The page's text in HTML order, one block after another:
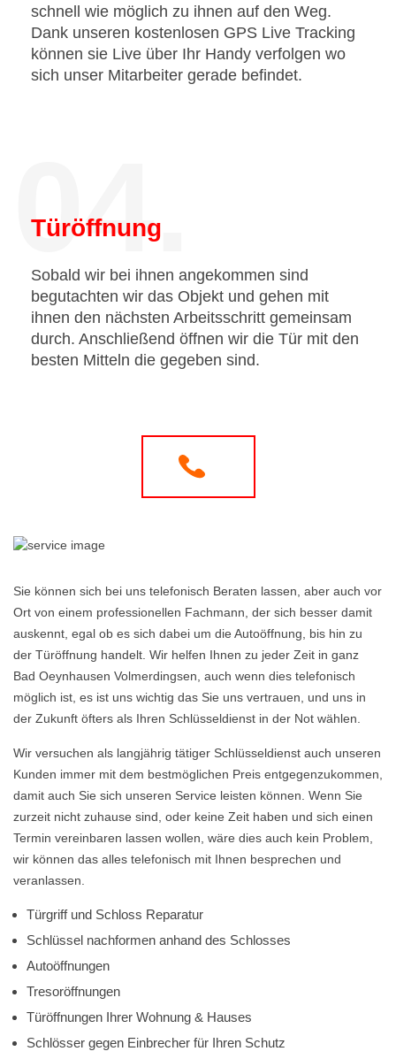
schnell wie möglich zu ihnen auf den Weg.
Dank unseren kostenlosen GPS Live Tracking
können sie Live über Ihr Handy verfolgen wo
sich unser Mitarbeiter gerade befindet.
04.
Türöffnung
Sobald wir bei ihnen angekommen sind
begutachten wir das Objekt und gehen mit
ihnen den nächsten Arbeitsschritt gemeinsam
durch. Anschließend öffnen wir die Tür mit den
besten Mitteln die gegeben sind.
Sie können sich bei uns telefonisch Beraten lassen, aber auch vor
Ort von einem professionellen Fachmann, der sich besser damit
auskennt, egal ob es sich dabei um die Autoöffnung, bis hin zu
der Türöffnung handelt. Wir helfen Ihnen zu jeder Zeit in ganz
Bad Oeynhausen Volmerdingsen, auch wenn dies telefonisch
möglich ist, es ist uns wichtig das Sie uns vertrauen, und uns in
der Zukunft öfters als Ihren Schlüsseldienst in der Not wählen.
Wir versuchen als langjährig tätiger Schlüsseldienst auch unseren
Kunden immer mit dem bestmöglichen Preis entgegenzukommen,
damit auch Sie sich unseren Service leisten können. Wenn Sie
zurzeit nicht zuhause sind, oder keine Zeit haben und sich einen
Termin vereinbaren lassen wollen, wäre dies auch kein Problem,
wir können das alles telefonisch mit Ihnen besprechen und
veranlassen.
Türgriff und Schloss Reparatur
Schlüssel nachformen anhand des Schlosses
Autoöffnungen
Tresoröffnungen
Türöffnungen Ihrer Wohnung & Hauses
Schlösser gegen Einbrecher für Ihren Schutz